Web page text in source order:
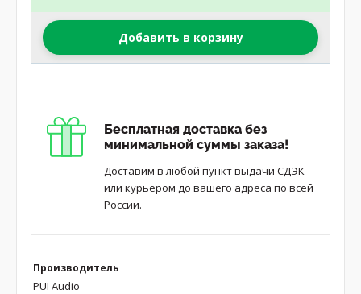
Добавить в корзину
Бесплатная доставка без
минимальной суммы заказа!
Доставим в любой пункт выдачи СДЭК
или курьером до вашего адреса по всей
России.
Производитель
PUI Audio